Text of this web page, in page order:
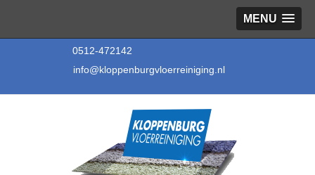
MENU
0512-472142
info@kloppenburgvloerreiniging.nl